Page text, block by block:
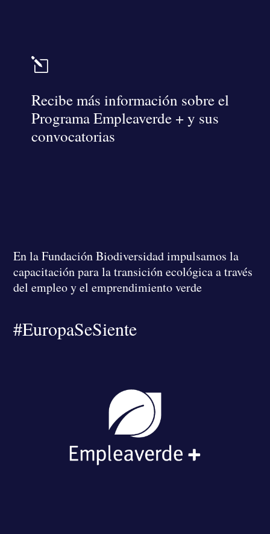
l
Recibe más información sobre el
Programa Empleaverde + y sus
convocatorias
En la Fundación Biodiversidadimpulsamos la
capacitación para la transición ecológica a través
del empleo y el emprendimiento verde
#EuropaSeSiente